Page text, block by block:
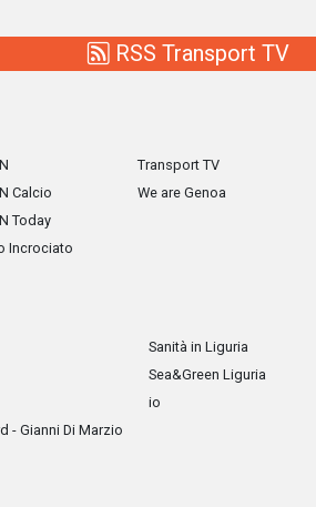
RSS Transport TV
Calcio
Today
Incrociato
Transport TV
We are Genoa
- Gianni Di Marzio
Sanità in Liguria
Sea&Green Liguria
io